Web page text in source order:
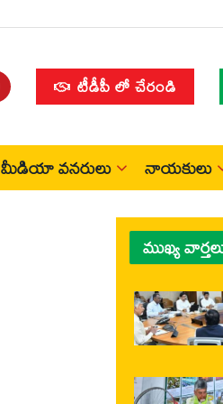
టీడీపీ లో చేరండి
మీడియా వనరులు నాయకులు
ముఖ్య